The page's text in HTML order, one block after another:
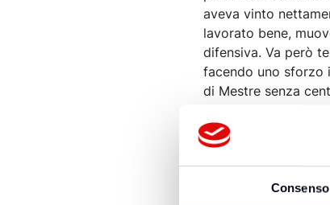
Consenso
aveva vinto
lavorato bene,
difensiva. Va però
facendo uno sforzo
di Mestre senza
convincente".